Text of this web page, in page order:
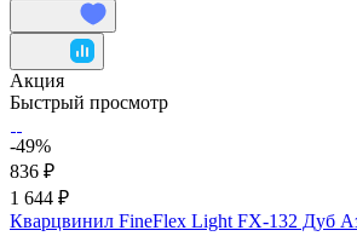
Акция
Быстрый просмотр
-49%
836 ₽
1 644 ₽
Кварцвинил FineFlex Light FX-132 Дуб